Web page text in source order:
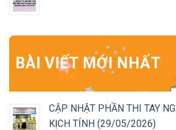
BÀI VIẾT MỚI NHẤT
CẬP NHẬT PHẦN THI TAY
KỊCH TÍNH (29/05/2026)